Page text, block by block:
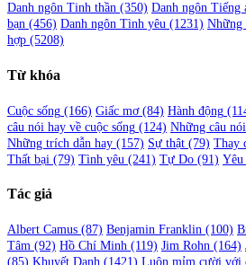
Danh ngôn Tinh thần (350) Danh ngôn Tiếng
bạn (456) Danh ngôn Tình yêu (1231) Những
hợp (5208)
Từ khóa
Cuộc sống (166) Giấc mơ(84) Hành động
câu nói hay về cuộc sống (124) Những câu
Những trích dẫn hay (157) Sự thật (79) Thay
Thất bại (79) Tình yêu (241) Tự Do (91) Yêu
Tác giả
Albert Camus (87) Benjamin Franklin (100)
Tâm (92) Hồ Chí Minh (119) Jim Rohn (164)
(85) Khuyết Danh (1421) Luôn mỉm cười với